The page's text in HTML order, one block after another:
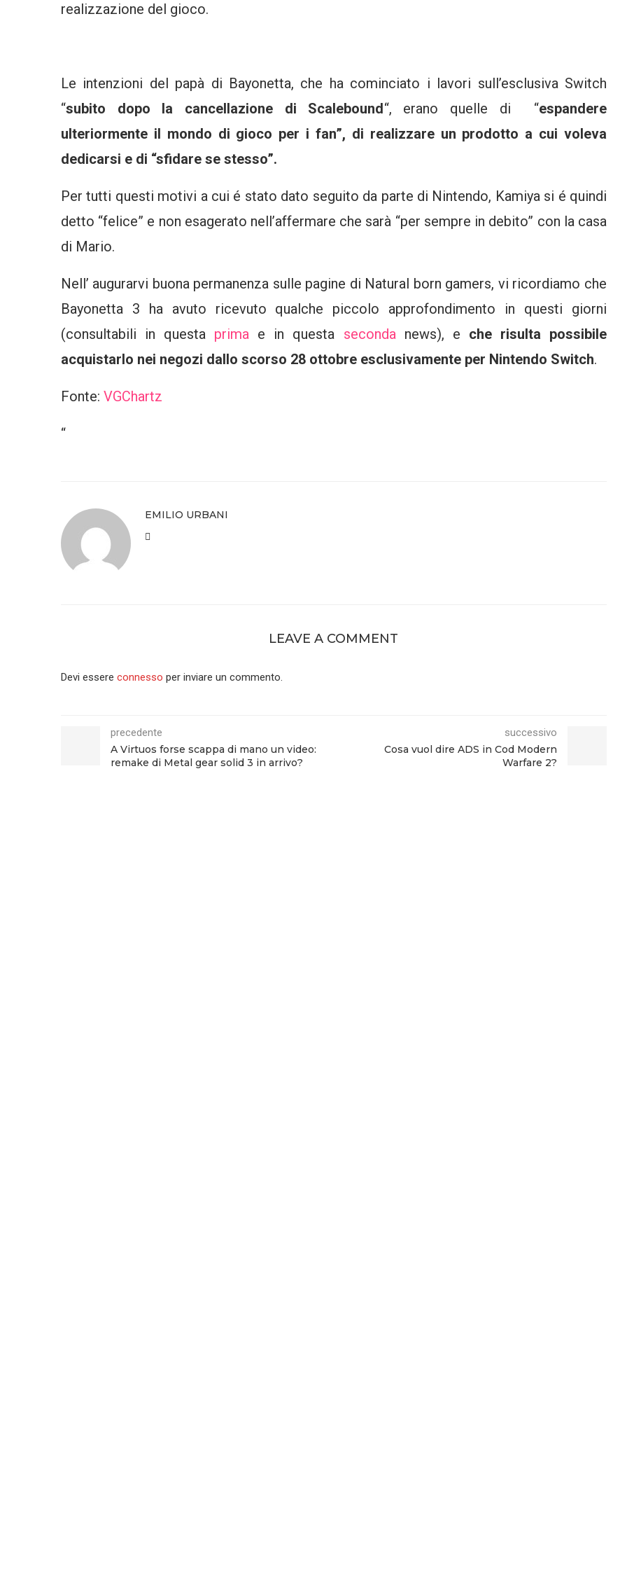
realizzazione del gioco.
Le intenzioni del papà di Bayonetta, che ha cominciato i lavori sull’esclusiva Switch
“subito dopo la cancellazione di Scalebound “, erano quelle di “espandere
ulteriormente il mondo di gioco per i fan”, di realizzare un prodotto a cui voleva
dedicarsi e di “sfidare se stesso”.
Per tutti questi motivi a cui é stato dato seguito da parte di Nintendo, Kamiya si é quindi
detto “felice” e non esagerato nell’affermare che sarà “per sempre in debito” con la casa
di Mario.
Nell’ augurarvi buona permanenza sulle pagine di Natural born gamers, vi ricordiamo che
Bayonetta 3 ha avuto ricevuto qualche piccolo approfondimento in questi giorni
(consultabili in questa prima e in questa secondanews), e che risulta possibile
acquistarlo nei negozi dallo scorso 28 ottobre esclusivamente per Nintendo Switch.
Fonte: VGChartz
“
EMILIO URBANI
LEAVE A COMMENT
Devi essere connesso per inviare un commento.
precedente
A Virtuos forse scappa di mano un video:
remake di Metal gear solid 3 in arrivo?
successivo
Cosa vuol dire ADS in Cod Modern
Warfare 2?